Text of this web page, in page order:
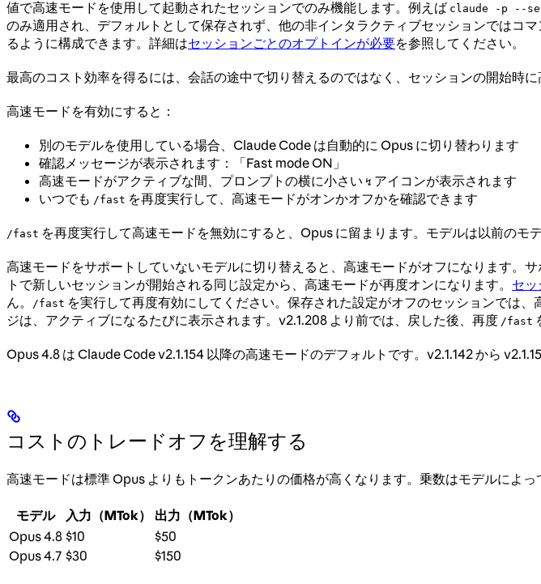
値で高速モードを使用して起動されたセッションでのみ機能します。例えば claude -p --
のみ適用され、デフォルトとして保存されず、他の非インタラクティブセッションではコ
るように構成できます。詳細はセッションごとのオプトインが必要を参照してください。
最高のコスト効率を得るには、会話の途中で切り替えるのではなく、セッションの開始時
高速モードを有効にすると：
別のモデルを使用している場合、Claude Code は自動的に Opus に切り替わります
確認メッセージが表示されます：「Fast mode ON」
高速モードがアクティブな間、プロンプトの横に小さい ↯ アイコンが表示されます
いつでも /fast を再度実行して、高速モードがオンかオフかを確認できます
/fast を再度実行して高速モードを無効にすると、Opus に留まります。モデルは以前のモ
高速モードをサポートしていないモデルに切り替えると、高速モードがオフになります。
トで新しいセッションが開始される同じ設定から、高速モードが再度オンになります。 セ
ん。
/fast を実行して再度有効にしてください。保存された設定がオフのセッションでは、
ジは、アクティブになるたびに表示されます。v2.1.208 より前では、戻した後、再度 /fast
Opus 4.8 は Claude Code v2.1.154 以降の高速モードのデフォルトです。v2.1.142 から
コストのトレードオフを理解する
高速モードは標準 Opus よりもトークンあたりの価格が高くなります。乗数はモデルによっ
モデル 入力（MTok）
出力（MTok）
Opus 4.8 $10
$50
Opus 4.7 $30 $150